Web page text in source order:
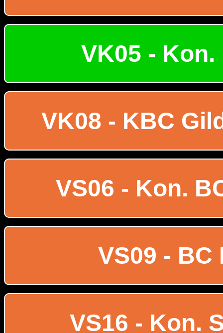
VK05 -
VK08 - KBC
VS06 - Kon.
VS09 - BC
VS16 - Kon.